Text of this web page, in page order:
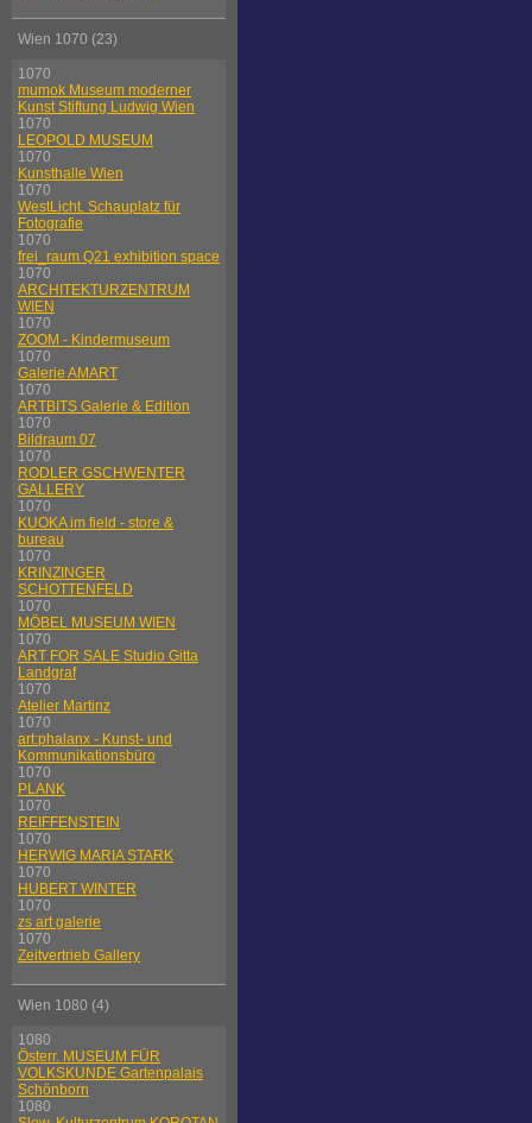
Wien 1070 (23)
1070
mumok Museum moderner
Kunst Stiftung Ludwig Wien
1070
LEOPOLD MUSEUM
1070
Kunsthalle Wien
1070
WestLicht. Schauplatz für
Fotografie
1070
frei_raum Q21 exhibition space
1070
ARCHITEKTURZENTRUM
WIEN
1070
ZOOM - Kindermuseum
1070
Galerie AMART
1070
ARTBITS Galerie & Edition
1070
Bildraum 07
1070
RODLER GSCHWENTER
GALLERY
1070
KUOKA im field - store &
bureau
1070
KRINZINGER
SCHOTTENFELD
1070
MÖBEL MUSEUM WIEN
1070
ART FOR SALE Studio Gitta
Landgraf
1070
Atelier Martinz
1070
art:phalanx - Kunst- und
Kommunikationsbüro
1070
PLANK
1070
REIFFENSTEIN
1070
HERWIG MARIA STARK
1070
HUBERT WINTER
1070
zs art galerie
1070
Zeitvertrieb Gallery
Wien 1080 (4)
1080
Österr. MUSEUM FÜR
VOLKSKUNDE Gartenpalais
Schönborn
1080